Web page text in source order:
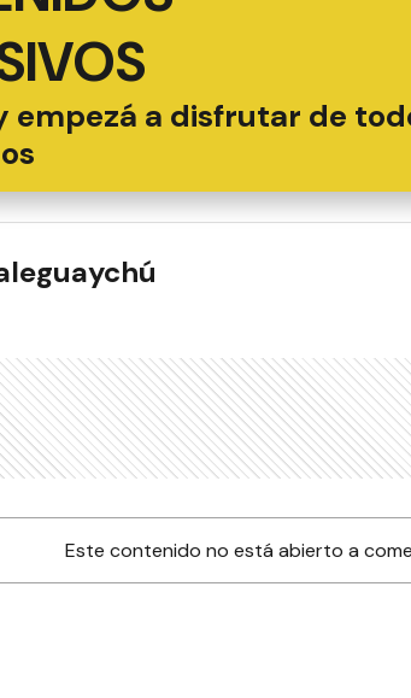
empezá a disfrutar de
Este contenido no está abierto a